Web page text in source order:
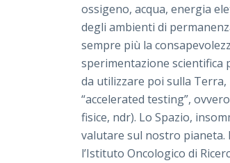
ossigeno, acqua, energia
degli ambienti di
sempre più la
sperimentazione scientifica
da utilizzare poi sulla
“accelerated testing”,
fisice, ndr). Lo Spazio,
valutare sul nostro pianeta.
l’Istituto Oncologico di